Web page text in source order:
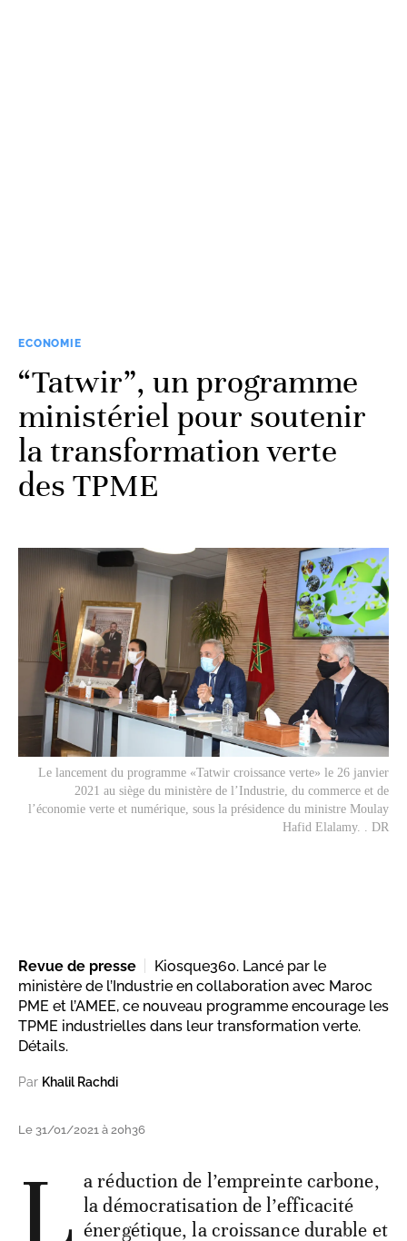
ECONOMIE
“Tatwir”, un programme
ministériel pour soutenir
la transformation verte
des TPME
Le lancement du programme «Tatwir croissance verte» le 26 janvier
2021 au siège du ministère de l’Industrie, du commerce et de
l’économie verte et numérique, sous la présidence du ministre Moulay
Hafid Elalamy. . DR
Revue de presse
Kiosque360. Lancé par le
ministère de l’Industrie en collaboration avec Maroc
PME et l’AMEE, ce nouveau programme encourage les
TPME industrielles dans leur transformation verte.
Détails.
Par Khalil Rachdi
Le 31/01/2021 à 20h36
L a réduction de l’empreinte carbone,
la démocratisation de l’efficacité
énergétique, la croissance durable et